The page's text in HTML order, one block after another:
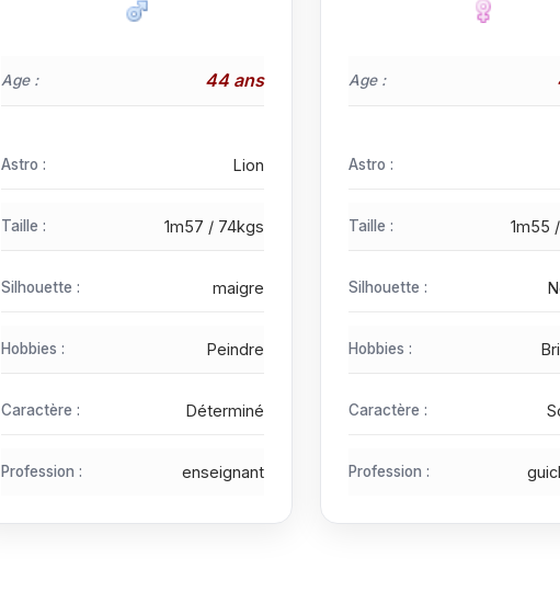
Age : 44 ans
Astro : Lion
Taille : 1m57 / 74kgs
Silhouette : maigre
Hobbies : Peindre
Caractère : Déterminé
Profession : enseignant
Age :
Astro :
Taille : 1m55
Silhouette :
Hobbies :
Caractère :
Profession :